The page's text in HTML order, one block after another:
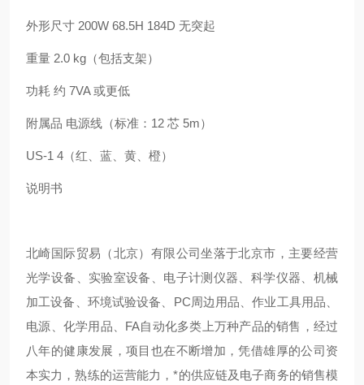
外形尺寸 200W 68.5H 184D 无突起
重量 2.0 kg（包括支架）
功耗 约 7VA 或更低
附属品 电源线（标准：12 芯 5m）
US-1 4（红、蓝、黄、橙）
说明书
北崎国际贸易（北京）有限公司坐落于北京市，主要经营
光学设备、实验室设备、电子计测仪器、科学仪器、机械
加工设备、环境试验设备、PC周边用品、作业工具用品、
电源、化学用品、FA自动化多类上万种产品的销售，经过
八年的健康发展，项目也在不断增加，凭借雄厚的公司资
本实力，熟练的运营能力，*的供应链及电子商务的销售模